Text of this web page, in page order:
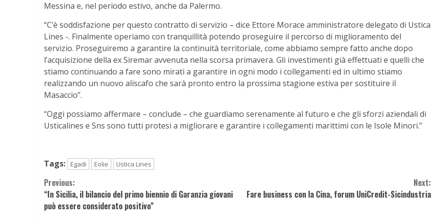
Messina e, nel periodo estivo, anche da Palermo.
“C’è soddisfazione per questo contratto di servizio – dice Ettore Morace amministratore delegato di Ustica
Lines -. Finalmente operiamo con tranquillità potendo proseguire il percorso di miglioramento del
servizio. Proseguiremo a garantire la continuità territoriale, come abbiamo sempre fatto anche dopo
l’acquisizione della ex Siremar avvenuta nella scorsa primavera. Gli investimenti già effettuati e quelli che
stiamo continuando a fare sono mirati a garantire in ogni modo i collegamenti ed in ultimo stiamo
realizzando un nuovo aliscafo che sarà pronto entro la prossima stagione estiva per sostituire il
Masaccio”.
“Oggi possiamo affermare – conclude – che guardiamo serenamente al futuro e che gli sforzi aziendali di
Usticalines e Sns sono tutti protesi a migliorare e garantire i collegamenti marittimi con le Isole Minori.”
Tags: Egadi Eolie Ustica Lines
Continue
Reading
Previous:
“In Sicilia, il bilancio del primo biennio di Garanzia giovani
può essere considerato positivo”
Next:
Fare business con la Cina, forum UniCredit-Sicindustria